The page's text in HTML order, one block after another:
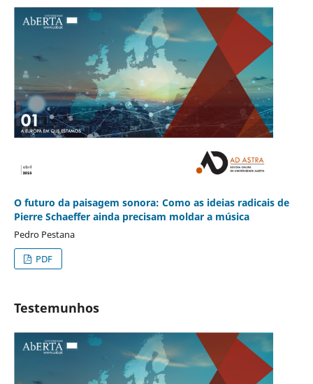
O futuro da paisagem sonora: Como as ideias radicais de
Pierre Schaeffer ainda precisam moldar a música
Pedro Pestana
PDF
Testemunhos